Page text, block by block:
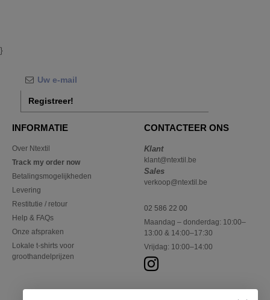
}
Registreer!
INFORMATIE
Over Ntextil
Track my order now
Betalingsmogelijkheden
Levering
Restitutie / retour
Help & FAQs
Onze afspraken
Lokale t-shirts voor
groothandelprijzen
CONTACTEER ONS
Klant
klant@ntextil.be
Sales
verkoop@ntextil.be
02 586 22 00
Maandag – donderdag: 10:00–
13:00 & 14:00–17:30
Vrijdag: 10:00–14:00